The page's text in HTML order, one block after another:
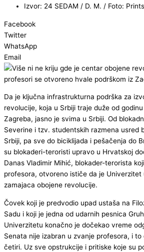
Izvor: 24 SEDAM / D. M. / Foto:
Facebook
Twitter
WhatsApp
Email
Da je ključna infrastrukturna podrška za
revolucije, koja u Srbiji traje duže od
Zagreba, jasno je svima u Srbiji. Od
Severine i tzv. studentskih razmena usred
Srbiji, pa sve do biciklijada i pešačenja do
su blokaderi-teroristi upravo u Hrvatskoj
Danas Vladimir Mihić, blokader-terorista
profesora, otvoreno ističe da je Univerzitet
zamajaca obojene revolucije.
Čovek koji je predvodio upad ustaša na
Sadu i koji je jedna od udarnih pesnica
Univerzitetu konačno je dočekao vreme
Senata nije izabran u zvanje profesora, i to
četiri. Uz sve opstrukcije i pritiske koje su